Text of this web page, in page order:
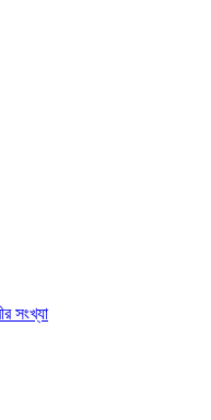
সংখ্যা